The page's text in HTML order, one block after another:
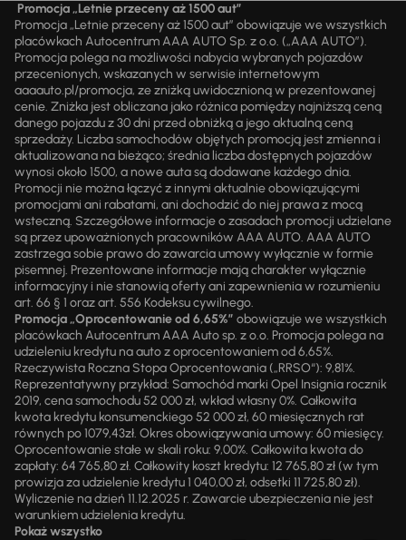
Promocja „Letnie przeceny aż 1500 aut”
Promocja „Letnie przeceny aż 1500 aut” obowiązuje we wszystkich
placówkach Autocentrum AAA AUTO Sp. z o.o. („AAA AUTO”).
Promocja polega na możliwości nabycia wybranych pojazdów
przecenionych, wskazanych w serwisie internetowym
aaaauto.pl/promocja, ze zniżką uwidocznioną w prezentowanej
cenie. Zniżka jest obliczana jako różnica pomiędzy najniższą ceną
danego pojazdu z 30 dni przed obniżką a jego aktualną ceną
sprzedaży. Liczba samochodów objętych promocją jest zmienna i
aktualizowana na bieżąco; średnia liczba dostępnych pojazdów
wynosi około 1500, a nowe auta są dodawane każdego dnia.
Promocji nie można łączyć z innymi aktualnie obowiązującymi
promocjami ani rabatami, ani dochodzić do niej prawa z mocą
wsteczną. Szczegółowe informacje o zasadach promocji udzielane
są przez upoważnionych pracowników AAA AUTO. AAA AUTO
zastrzega sobie prawo do zawarcia umowy wyłącznie w formie
pisemnej. Prezentowane informacje mają charakter wyłącznie
informacyjny i nie stanowią oferty ani zapewnienia w rozumieniu
art. 66 § 1 oraz art. 556 Kodeksu cywilnego.
Promocja „Oprocentowanie od 6,65%” obowiązuje we wszystkich
placówkach Autocentrum AAA Auto sp. z o.o. Promocja polega na
udzieleniu kredytu na auto z oprocentowaniem od 6,65%.
Rzeczywista Roczna Stopa Oprocentowania („RRSO“): 9,81%.
Reprezentatywny przykład: Samochód marki Opel Insignia rocznik
2019, cena samochodu 52 000 zł, wkład własny 0%. Całkowita
kwota kredytu konsumenckiego 52 000 zł, 60 miesięcznych rat
równych po 1079,43zł. Okres obowiązywania umowy: 60 miesięcy.
Oprocentowanie stałe w skali roku: 9,00%. Całkowita kwota do
zapłaty: 64 765,80 zł. Całkowity koszt kredytu: 12 765,80 zł (w tym
prowizja za udzielenie kredytu 1 040,00 zł, odsetki 11 725,80 zł).
Wyliczenie na dzień 11.12.2025 r. Zawarcie ubezpieczenia nie jest
warunkiem udzielenia kredytu.
Pokaż wszystko